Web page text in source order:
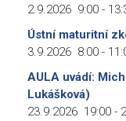
2.9.2026 9:00 -
Ústní maturitní
3.9.2026 8:00 -
AULA uvádí:
Lukášková)
23.9.2026 19:00 -